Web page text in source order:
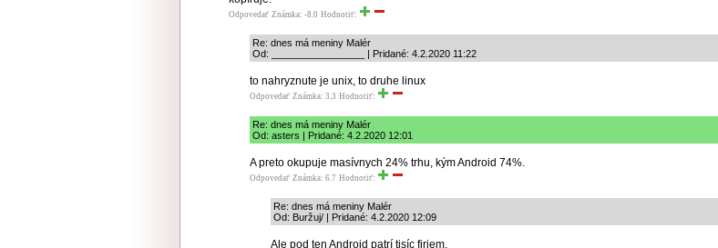
Odpovedať Známka: -8.0 Hodnotiť:
Re: dnes má meniny Malér
Od: _________________ | Pridané: 4.2.2020 11:22
to nahryznute je unix, to druhe linux
Odpovedať Známka: 3.3 Hodnotiť:
Re: dnes má meniny Malér
Od: asters | Pridané: 4.2.2020 12:01
A preto okupuje masívnych 24% trhu, kým Android 74%.
Odpovedať Známka: 6.7 Hodnotiť:
Re: dnes má meniny Malér
Od: Buržuj/ | Pridané: 4.2.2020 12:09
Ale pod ten Android patrí tisíc firiem.